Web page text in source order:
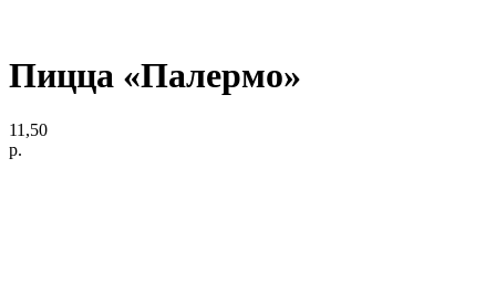
Пицца «Палермо»
11,50
р.